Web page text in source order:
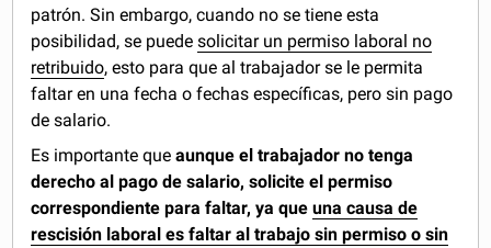
patrón. Sin embargo, cuando no se tiene esta
posibilidad, se puedesolicitar un permiso laboral no
retribuido, esto para que al trabajador se le permita
faltar en una fecha o fechas específicas, pero sin pago
de salario.
Es importante queaunque el trabajador no tenga
derecho al pago de salario, solicite el permiso
correspondiente para faltar, ya queuna causa de
rescisión laboral es faltar al trabajo sin permiso o sin